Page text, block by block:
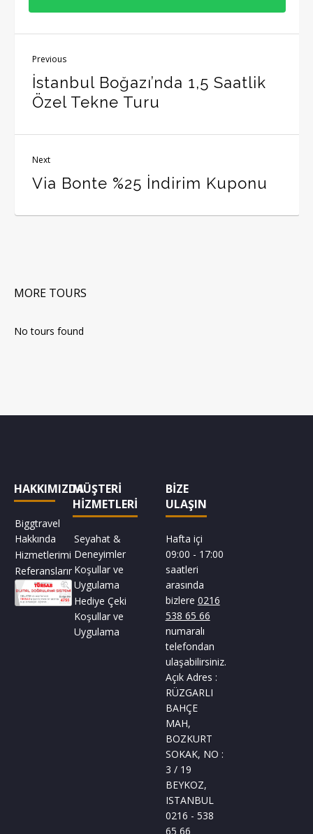
Previous
İstanbul Boğazı’nda 1,5 Saatlik
Özel Tekne Turu
Next
Via Bonte %25 İndirim Kuponu
MORE TOURS
No tours found
HAKKIMIZDA
Biggtravel
Hakkında
Hizmetlerimiz
Referanslarımız
MÜŞTERİ
HİZMETLERİ
Seyahat &
Deneyimler
Koşullar ve
Uygulama
Hediye Çeki
Koşullar ve
Uygulama
BİZE
ULAŞIN
Hafta içi
09:00 - 17:00
saatleri
arasında
bizlere 0216
538 65 66
numaralı
telefondan
ulaşabilirsiniz.
Açık Adres :
RÜZGARLI
BAHÇE
MAH,
BOZKURT
SOKAK, NO :
3 / 19
BEYKOZ,
ISTANBUL
0216 - 538
65 66